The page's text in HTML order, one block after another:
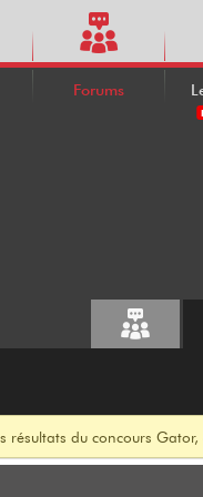
Forums
résultats du concours